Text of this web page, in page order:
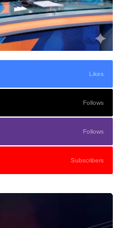
Likes
Follows
Follows
Subscribers